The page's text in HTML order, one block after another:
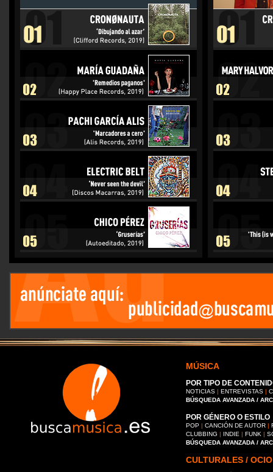
MÚSICA
POR TIPO DE
NOTICIAS | ENTREVISTAS |
BÚSQUEDA AVANZADA /
POR GÉNERO O ESTILO
POP | CANCIÓN DE AUTOR |
CLUBBING | INDIE | FUNK |
BÚSQUEDA AVANZADA /
CULTURALES / OCIO